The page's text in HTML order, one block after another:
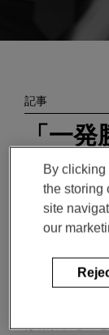
記事
「一
人々と文化
ミロスラフ・フロ
「挑戦してみ
を待つのでは
By clicking
the storing
site
our